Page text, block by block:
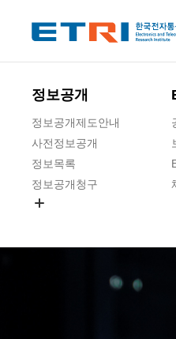
정보공개
정보공개제도안내
사전정보공개
정보목록
정보공개청구